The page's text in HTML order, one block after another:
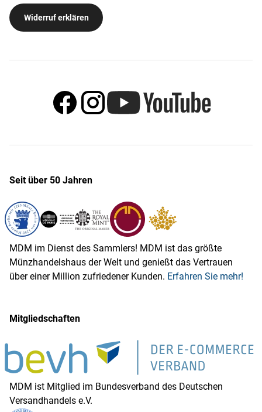
Widerruf erklären
Seit über 50 Jahren
MDM im Dienst des Sammlers! MDM ist das größte
Münzhandelshaus der Welt und genießt das Vertrauen
über einer Million zufriedener Kunden. Erfahren Sie mehr!
Mitgliedschaften
MDM ist Mitglied im Bundesverband des Deutschen
Versandhandels e.V.